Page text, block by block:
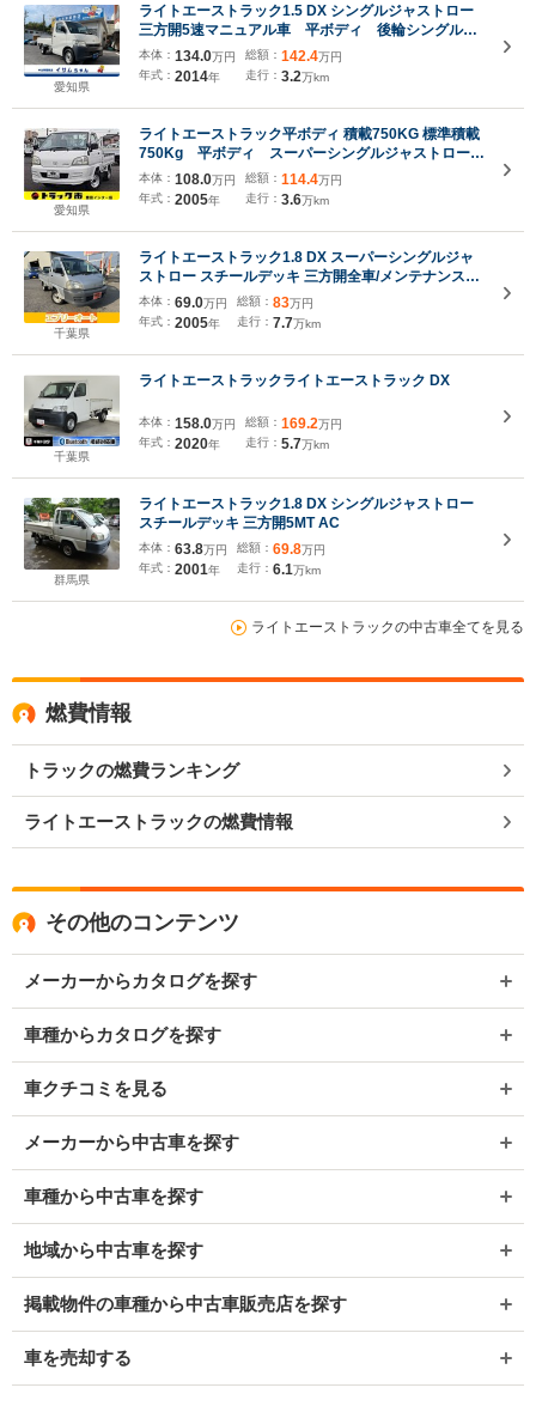
愛知県
ライトエーストラック1.5 DX シングルジャストロー
三方開5速マニュアル車 平ボディ 後輪シングルタ
イヤ 最大積載量800kg 荷台サイズ 長さ242cm
幅159cm 高さ35cm エアコン 純正ラジオ
本体： 134.0万円
年式： 2014年
総額： 142.4万円
走行： 3.2万km
愛知県
ライトエーストラック平ボディ 積載750KG 標準積載
750Kg 平ボディ スーパーシングルジャストロー
木製デッキ 車両総重量2155Kg 7K・82馬力 荷台
地上高約70cm 荷台床板張替済 スペアキー フ
ロアマット・バイザー
本体： 108.0万円
年式： 2005年
総額： 114.4万円
走行： 3.6万km
千葉県
ライトエーストラック1.8 DX スーパーシングルジャ
ストロー スチールデッキ 三方開全車/メンテナンスケ
ア付 車両プレミアムカーケア付 3カ月保証ケア
付 ローン対応 エアコン パワステ ABS 運転席
エアバッグ AM/FM
本体： 69.0万円
年式： 2005年
総額： 83万円
走行： 7.7万km
千葉県
ライトエーストラックライトエーストラック DX
本体： 158.0万円
年式： 2020年
総額： 169.2万円
走行： 5.7万km
群馬県
ライトエーストラック1.8 DX シングルジャストロー
スチールデッキ 三方開5MT AC
本体： 63.8万円
年式： 2001年
総額： 69.8万円
走行： 6.1万km
ライトエーストラックの中古車全てを見る
燃費情報
トラックの燃費ランキング
ライトエーストラックの燃費情報
その他のコンテンツ
メーカーからカタログを探す
車種からカタログを探す
車クチコミを見る
メーカーから中古車を探す
車種から中古車を探す
地域から中古車を探す
掲載物件の車種から中古車販売店を探す
車を売却する